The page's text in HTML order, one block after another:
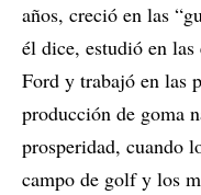
años, creció en las
él dice, estudió en
Ford y trabajó en las
producción de goma
prosperidad, cuando
campo de golf y los